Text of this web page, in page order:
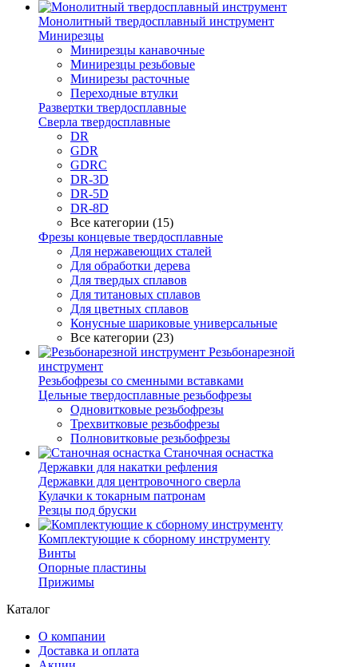
Монолитный твердосплавный инструмент
Минирезцы
Минирезцы канавочные
Минирезцы резьбовые
Минирезы расточные
Переходные втулки
Развертки твердосплавные
Сверла твердосплавные
DR
GDR
GDRC
DR-3D
DR-5D
DR-8D
Все категории (15)
Фрезы концевые твердосплавные
Для нержавеющих сталей
Для обработки дерева
Для твердых сплавов
Для титановых сплавов
Для цветных сплавов
Конусные шариковые универсальные
Все категории (23)
Резьбонарезной
инструмент
Резьбофрезы со сменными вставками
Цельные твердосплавные резьбофрезы
Одновитковые резьбофрезы
Трехвитковые резьбофрезы
Полновитковые резьбофрезы
Станочная оснастка
Державки для накатки рефления
Державки для центровочного сверла
Кулачки к токарным патронам
Резцы под бруски
Комплектующие к сборному инструменту
Винты
Опорные пластины
Прижимы
Каталог
О компании
Доставка и оплата